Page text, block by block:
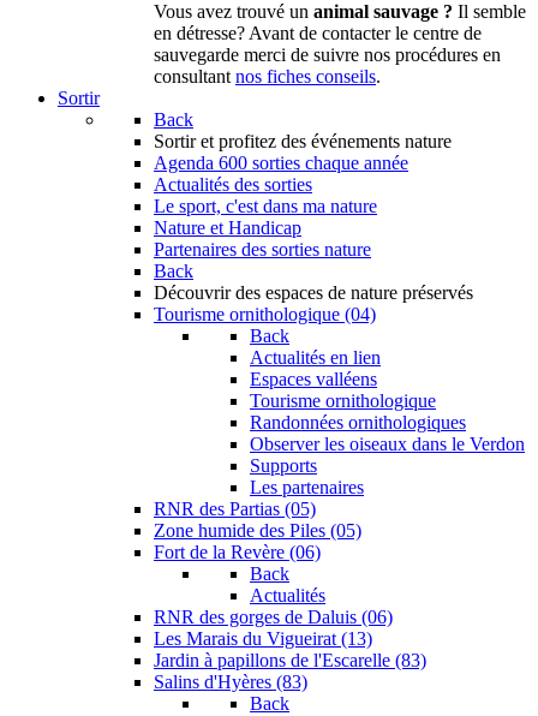
Vous avez trouvé un animal sauvage ? Il semble
en détresse? Avant de contacter le centre de
sauvegarde merci de suivre nos procédures en
consultant nos fiches conseils.
Sortir
Back
Sortir et profitez des événements nature
Agenda 600 sorties chaque année
Actualités des sorties
Le sport, c'est dans ma nature
Nature et Handicap
Partenaires des sorties nature
Back
Découvrir des espaces de nature préservés
Tourisme ornithologique (04)
Back
Actualités en lien
Espaces valléens
Tourisme ornithologique
Randonnées ornithologiques
Observer les oiseaux dans le Verdon
Supports
Les partenaires
RNR des Partias (05)
Zone humide des Piles (05)
Fort de la Revère (06)
Back
Actualités
RNR des gorges de Daluis (06)
Les Marais du Vigueirat (13)
Jardin à papillons de l'Escarelle (83)
Salins d'Hyères (83)
Back